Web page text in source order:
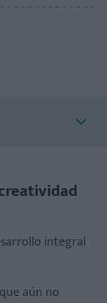
integral
que aún no